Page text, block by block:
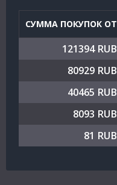
СУММА ПОКУПОК ОТ
121394 RUB
80929 RUB
40465 RUB
8093 RUB
81 RUB